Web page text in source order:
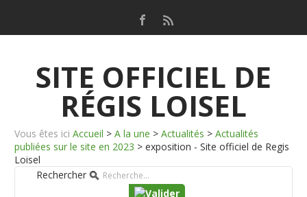
SITE OFFICIEL DE
RÉGIS LOISEL
Vous êtes ici Accueil > A la une > Actualités > Actualités
publiées sur le site en 2023 > exposition - Site officiel de Regis
Loisel
Rechercher